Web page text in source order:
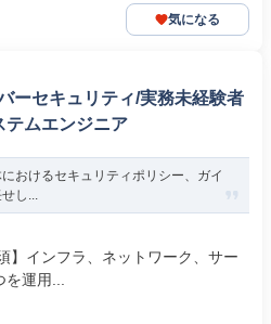
気になる
ーセキュリティ/実務未経験者
テムエンジニア
おけるセキュリティポリシー、ガイ
し...
】インフラ、ネットワーク、サー
運用...